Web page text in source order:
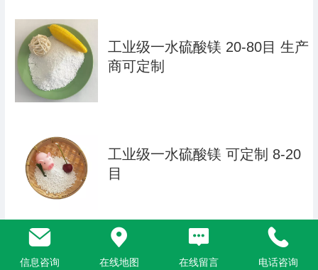
工业级一水硫酸镁 20-80目 生产
商可定制
工业级一水硫酸镁 可定制 8-20
目
工业级一水硫酸镁 生产商可定
信息咨询 在线地图 在线留言 电话咨询